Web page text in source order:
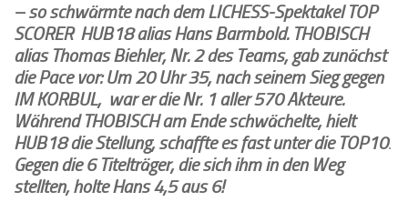
– so schwärmte nach dem LICHESS-Spektakel TOP
SCORER HUB18 alias Hans Barmbold. THOBISCH
alias Thomas Biehler, Nr. 2 des Teams, gab zunächst
die Pace vor: Um 20 Uhr 35, nach seinem Sieg gegen
IM KORBUL, war er die Nr. 1 aller 570 Akteure.
Während THOBISCH am Ende schwächelte, hielt
HUB18 die Stellung, schaffte es fast unter die TOP10.
Gegen die 6 Titelträger, die sich ihm in den Weg
stellten, holte Hans 4,5 aus 6!